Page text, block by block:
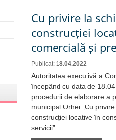
Cu privire la
construcției
comercială și
Publicat: 18.04.2022
Autoritatea executivă a
începând cu data de
procedurii de elaborare a
municipal Orhei „Cu
construcției locative în
servicii”.